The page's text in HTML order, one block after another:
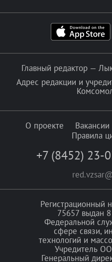
Главный редактор —
Адрес редакции и
О проекте Вакансии
Правила
+7 (8452) 23-
75657 выдан
Федеральной
сфере связи,
технологий и
Учредитель
Генеральный